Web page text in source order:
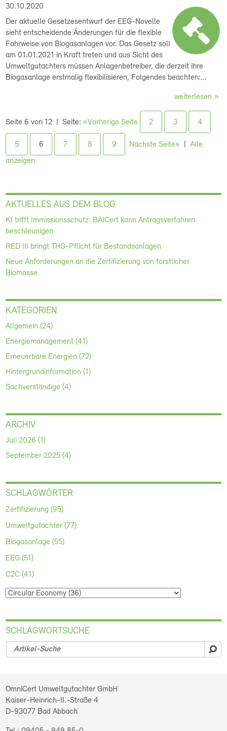
30.10.2020
Der aktuelle Gesetzesentwurf der EEG-Novelle
sieht entscheidende Änderungen für die flexible
Fahrweise von Biogasanlagen vor. Das Gesetz soll
am 01.01.2021 in Kraft treten und aus Sicht des
Umweltgutachters müssen Anlagenbetreiber, die derzeit ihre
Biogasanlage erstmalig flexibilisieren, Folgendes beachten:...
weiterlesen
Seite 6 von 12 Seite:«Vorherige Seite 2 3 4
5 6 7 8 9 Nächste Seite»
Alle
anzeigen
AKTUELLES AUS DEM BLOG
KI trifft Immissionsschutz: BAICert kann Antragsverfahren
beschleunigen
RED III bringt THG-Pflicht für Bestandsanlagen
Neue Anforderungen an die Zertifizierung von forstlicher
Biomasse
KATEGORIEN
Allgemein (24)
Energiemanagement (41)
Erneuerbare Energien (72)
Hintergrundinformation (1)
Sachverständige (4)
ARCHIV
Juli 2026 (1)
September 2025 (4)
SCHLAGWÖRTER
Zertifizierung (95)
Umweltgutachter (77)
Biogasanlage (55)
EEG (51)
C2C (41)
SCHLAGWORTSUCHE
OmniCert Umweltgutachter GmbH
Kaiser-Heinrich-II.-Straße 4
D-93077 Bad Abbach